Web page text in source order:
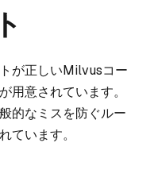
が正しいMilvusコー
用意されています。
的なミスを防ぐルー
ています。